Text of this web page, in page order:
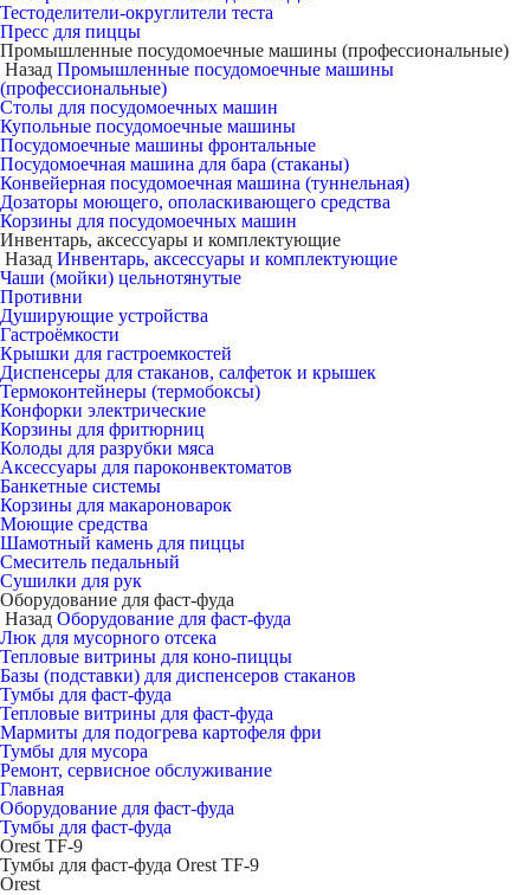
Тестоделители-округлители теста
Пресс для пиццы
Промышленные посудомоечные машины (профессиональные)
Назад Промышленные посудомоечные машины
(профессиональные)
Столы для посудомоечных машин
Купольные посудомоечные машины
Посудомоечные машины фронтальные
Посудомоечная машина для бара (стаканы)
Конвейерная посудомоечная машина (туннельная)
Дозаторы моющего, ополаскивающего средства
Корзины для посудомоечных машин
Инвентарь, аксессуары и комплектующие
Назад Инвентарь, аксессуары и комплектующие
Чаши (мойки) цельнотянутые
Противни
Душирующие устройства
Гастроёмкости
Крышки для гастроемкостей
Диспенсеры для стаканов, салфеток и крышек
Термоконтейнеры (термобоксы)
Конфорки электрические
Корзины для фритюрниц
Колоды для разрубки мяса
Аксессуары для пароконвектоматов
Банкетные системы
Корзины для макароноварок
Моющие средства
Шамотный камень для пиццы
Смеситель педальный
Сушилки для рук
Оборудование для фаст-фуда
Назад Оборудование для фаст-фуда
Люк для мусорного отсека
Тепловые витрины для коно-пиццы
Базы (подставки) для диспенсеров стаканов
Тумбы для фаст-фуда
Тепловые витрины для фаст-фуда
Мармиты для подогрева картофеля фри
Тумбы для мусора
Ремонт, сервисное обслуживание
Главная
Оборудование для фаст-фуда
Тумбы для фаст-фуда
Orest TF-9
Тумбы для фаст-фуда Orest TF-9
Orest